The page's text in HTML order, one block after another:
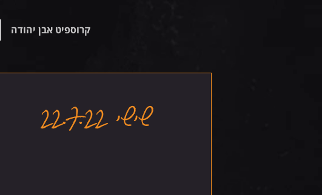
קרוספיט אבן יהודה
שישי 22.7.22